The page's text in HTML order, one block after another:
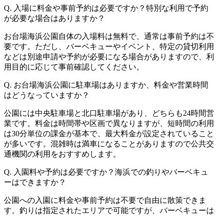
Q. 入場に料金や事前予約は必要ですか？特別な利用で予約
が必要な場合はありますか？
お台場海浜公園自体の入場料は無料で、通常は事前予約は不
要です。ただし、バーベキューやイベント、特定の貸切利用
などは別途申請や予約が必要になる場合がありますので、利
用目的に応じて事前確認してください。
Q. お台場海浜公園に駐車場はありますか、料金や営業時間
はどうなっていますか？
公園には中央駐車場と北口駐車場があり、どちらも24時間営
業です。料金は時間帯や区画で異なりますが、短時間の利用
は30分単位の課金が基本で、最大料金が設定されていること
が多いです。混雑時は満車になることがありますので公共交
通機関の利用をおすすめします。
Q. 入園料や予約は必要ですか？海浜での釣りやバーベキュ
ーはできますか？
公園への入園に料金や事前予約は不要で自由に散策できま
す。釣りは指定されたエリアで可能ですが、バーベキューは